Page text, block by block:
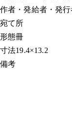
作者・発給者・発行
宛て所
形態冊
寸法19.4×13.2
備考